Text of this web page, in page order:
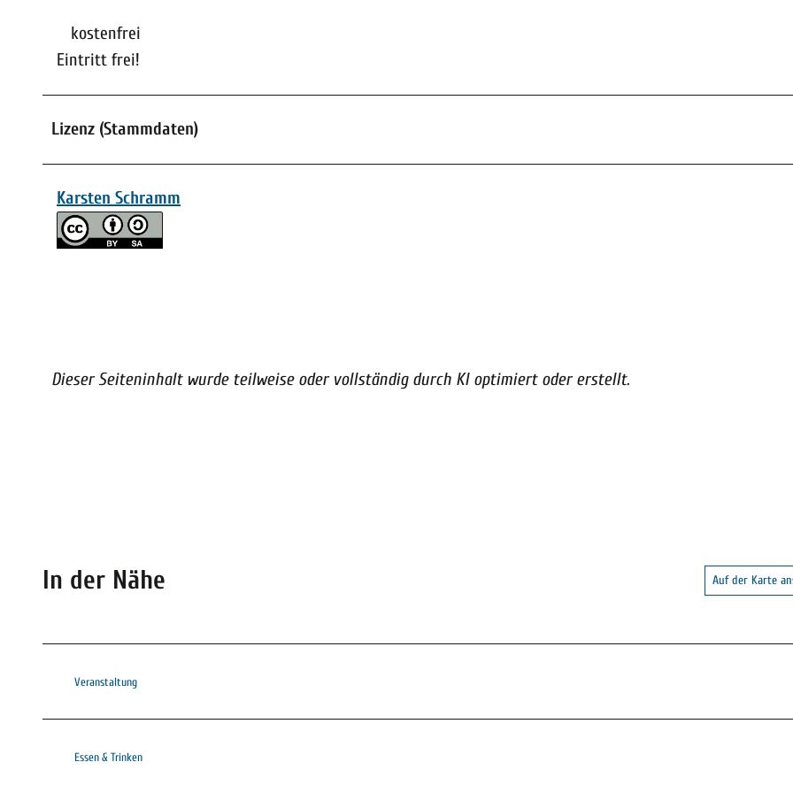
kostenfrei
Eintritt frei!
Lizenz (Stammdaten)
Karsten Schramm
Dieser Seiteninhalt wurde teilweise oder vollständig durch KI optimiert oder erstellt.
In der Nähe Auf der Karte
Veranstaltung
Essen & Trinken